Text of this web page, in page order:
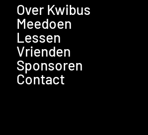
Over Kwibus
Meedoen
Lessen
Vrienden
Sponsoren
Contact